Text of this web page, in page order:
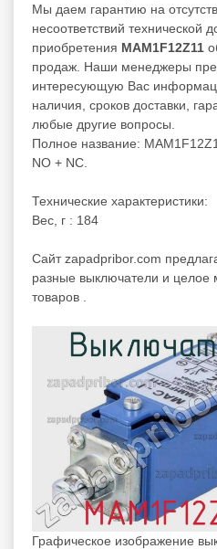
Мы даем гарантию на
несоответствий технической
приобретения MAM1F12Z11
продаж. Наши менеджеры
интересующую Вас
наличия, сроков доставки,
любые другие вопросы.
Полное название:
NO + NC.
Технические характеристики:
Вес, г : 184
Cайт zapadpribor.com
разные выключатели и целое
товаров .
Графическое изображение